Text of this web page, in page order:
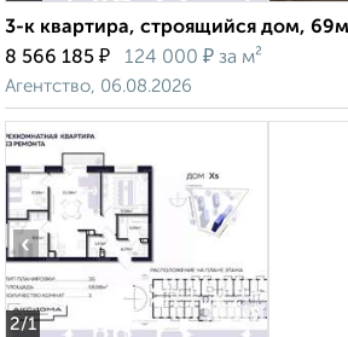
3-к квартира, строящийся дом,
8 566 185 ₽ 124 000 ₽ за м²
Агентство, 06.08.2026
2/1
‹